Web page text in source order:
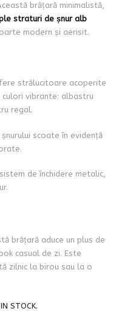
brățară minimalistă,
straturi de șnur alb
modern și aerisit.
strălucitoare acoperite
vibrante: albastru
regal.
scoate în evidență
de închidere metalic,
brățară aduce un plus de
casual de zi. Este
zilnic la birou sau la o
STOCK.